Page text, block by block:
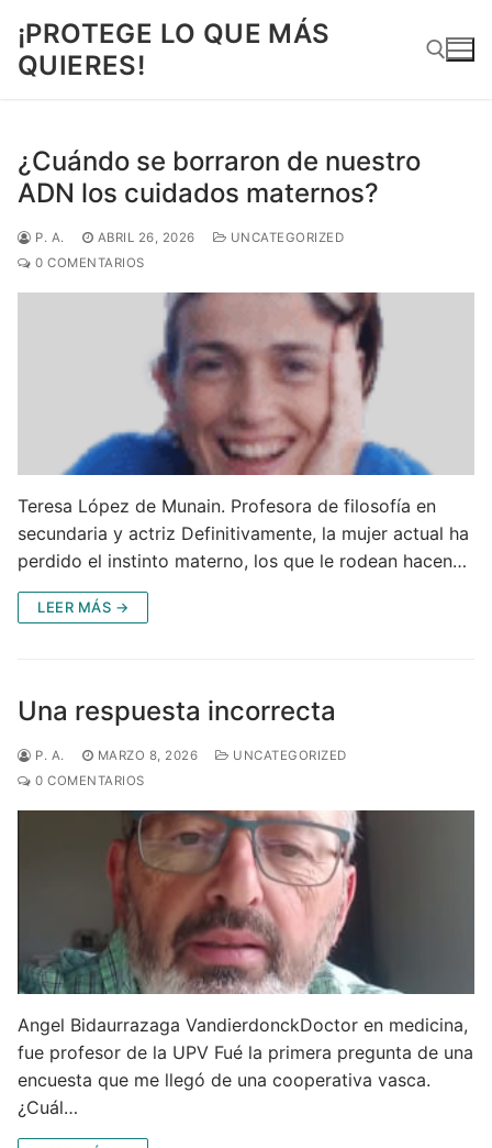
contenido
¡PROTEGE LO QUE MÁS
QUIERES!
¿Cuándo se borraron de nuestro
ADN los cuidados maternos?
P. A. ABRIL 26, 2026
UNCATEGORIZED
0 COMENTARIOS
Teresa López de Munain. Profesora de filosofía en
secundaria y actriz Definitivamente, la mujer actual ha
perdido el instinto materno, los que le rodean hacen…
LEER MÁS →
Una respuesta incorrecta
P. A. MARZO 8, 2026
UNCATEGORIZED
0 COMENTARIOS
Angel Bidaurrazaga VandierdonckDoctor en medicina,
fue profesor de la UPV Fué la primera pregunta de una
encuesta que me llegó de una cooperativa vasca.
¿Cuál…